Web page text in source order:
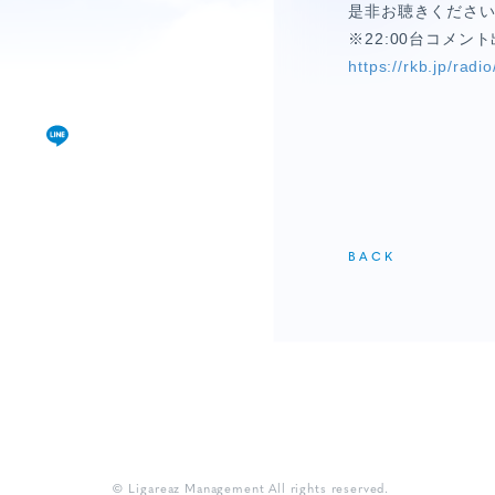
RADIO
思い出
是非お聴きください
※22:00台コメント
https://rkb.jp/
BACK
© Ligareaz Management All rights reserved.